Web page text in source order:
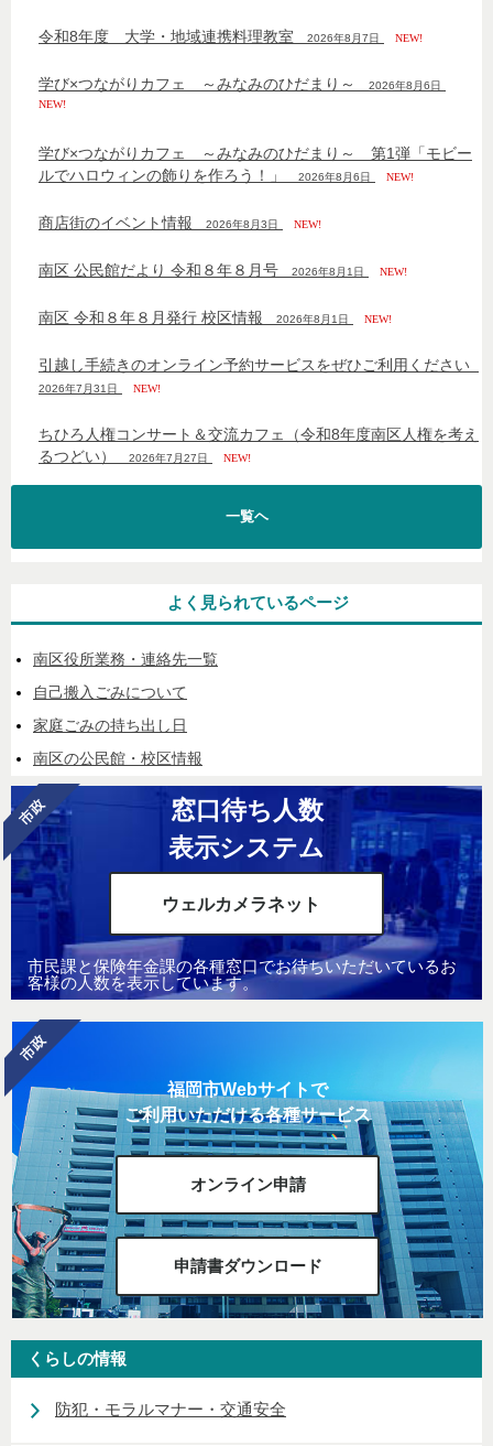
令和8年度 大学・地域連携料理教室 2026年8月7日 NEW!
学び×つながりカフェ ～みなみのひだまり～ 2026年8月6日
NEW!
学び×つながりカフェ ～みなみのひだまり～ 第1弾「モビー
ルでハロウィンの飾りを作ろう！」
2026年8月6日 NEW!
商店街のイベント情報 2026年8月3日 NEW!
南区 公民館だより 令和８年８月号 2026年8月1日 NEW!
南区 令和８年８月発行 校区情報 2026年8月1日 NEW!
引越し手続きのオンライン予約サービスをぜひご利用ください
2026年7月31日 NEW!
ちひろ人権コンサート＆交流カフェ（令和8年度南区人権を考え
るつどい）
2026年7月27日 NEW!
一覧ヘ
よく見られているページ
南区役所業務・連絡先一覧
自己搬入ごみについて
家庭ごみの持ち出し日
南区の公民館・校区情報
窓口待ち人数
表示システム
ウェルカメラネット
市民課と保険年金課の各種窓口でお待ちいただいているお
客様の人数を表示しています。
福岡市Webサイトで
ご利用いただける各種サービス
オンライン申請
申請書ダウンロード
くらしの情報
防犯・モラルマナー・交通安全